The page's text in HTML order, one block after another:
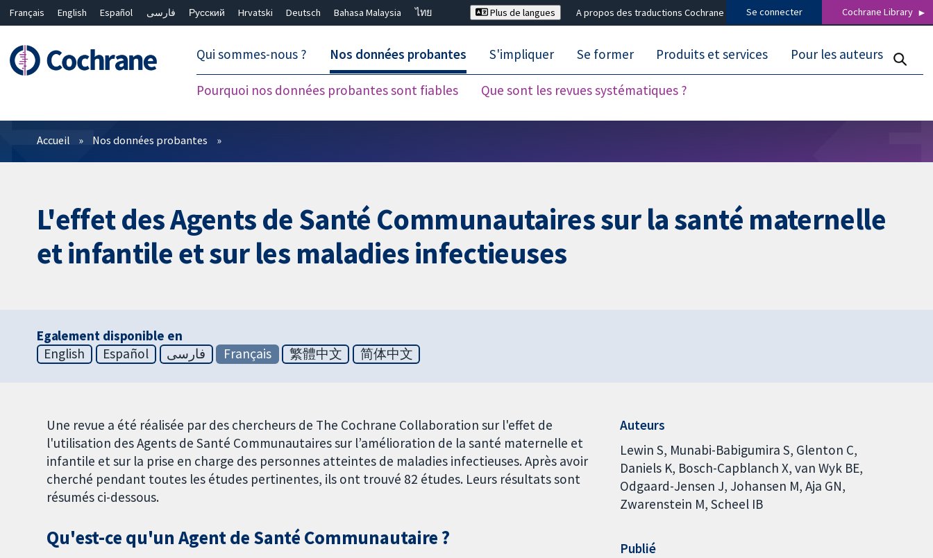
Français English Español فارسی Русский Hrvatski Deutsch Bahasa Malaysia
ไทย
Plus de langues A propos des traductions Cochrane Se connecter Cochrane Library
Qui sommes-nous ? Nos données probantes
Pourquoi nos données probantes sont fiables Que sont les revues systématiques ?
S'impliquer Se former Produits et services Pour les auteurs
Filtres
Accueil Nos données probantes
L'effet des Agents de Santé Communautaires sur la santé maternelle
et infantile et sur les maladies infectieuses
Egalement disponible en
English
Español فارسی Français 繁體中文 简体中文
Une revue a été réalisée par des chercheurs de The Cochrane Collaboration sur l'effet de
l'utilisation des Agents de Santé Communautaires sur l’amélioration de la santé maternelle et
infantile et sur la prise en charge des personnes atteintes de maladies infectieuses. Après avoir
cherché pendant toutes les études pertinentes, ils ont trouvé 82 études. Leurs résultats sont
résumés ci-dessous.
Qu'est-ce qu'un Agent de Santé Communautaire ?
Auteurs
Lewin S Munabi-Babigumira S Glenton C
Daniels K Bosch-Capblanch X van Wyk BE
Odgaard-Jensen J Johansen M Aja GN
Zwarenstein M Scheel IB
Publié